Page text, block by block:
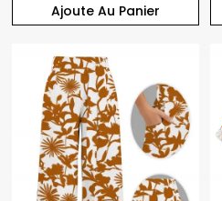
Ajoute Au Panier